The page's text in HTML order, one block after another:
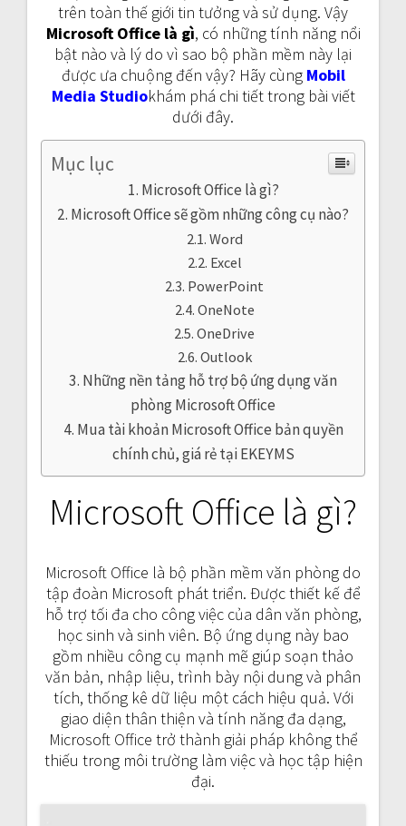
trên toàn thế giới tin tưởng và sử dụng. Vậy
Microsoft Office là gì, có những tính năng nổi
bật nào và lý do vì sao bộ phần mềm này lại
được ưa chuộng đến vậy? Hãy cùng Mobil
Media Studiokhám phá chi tiết trong bài viết
dưới đây.
Mục lục
Microsoft Office là gì?
Microsoft Office sẽ gồm những công cụ nào?
Word
Excel
PowerPoint
OneNote
OneDrive
Outlook
Những nền tảng hỗ trợ bộ ứng dụng văn
phòng Microsoft Office
Mua tài khoản Microsoft Office bản quyền
chính chủ, giá rẻ tại EKEYMS
Microsoft Office là gì?
Microsoft Office là bộ phần mềm văn phòng do
tập đoàn Microsoft phát triển. Được thiết kế để
hỗ trợ tối đa cho công việc của dân văn phòng,
học sinh và sinh viên. Bộ ứng dụng này bao
gồm nhiều công cụ mạnh mẽ giúp soạn thảo
văn bản, nhập liệu, trình bày nội dung và phân
tích, thống kê dữ liệu một cách hiệu quả. Với
giao diện thân thiện và tính năng đa dạng,
Microsoft Office trở thành giải pháp không thể
thiếu trong môi trường làm việc và học tập hiện
đại.